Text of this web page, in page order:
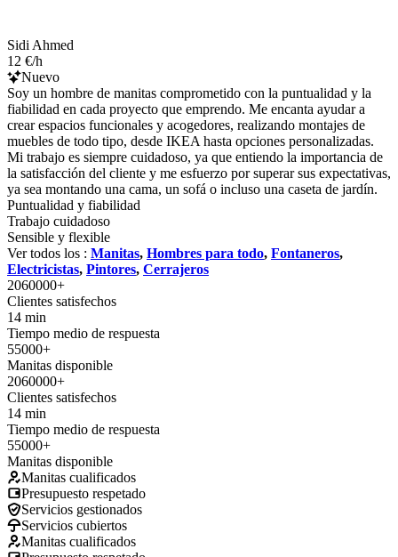
Sidi Ahmed
12 €/h
Nuevo
Soy un hombre de manitas comprometido con la puntualidad y la
fiabilidad en cada proyecto que emprendo. Me encanta ayudar a
crear espacios funcionales y acogedores, realizando montajes de
muebles de todo tipo, desde IKEA hasta opciones personalizadas.
Mi trabajo es siempre cuidadoso, ya que entiendo la importancia de
la satisfacción del cliente y me esfuerzo por superar sus expectativas,
ya sea montando una cama, un sofá o incluso una caseta de jardín.
Puntualidad y fiabilidad
Trabajo cuidadoso
Sensible y flexible
Ver todos los : Manitas, Hombres para todo, Fontaneros,
Electricistas, Pintores, Cerrajeros
2060000+
Clientes satisfechos
14 min
Tiempo medio de respuesta
55000+
Manitas disponible
2060000+
Clientes satisfechos
14 min
Tiempo medio de respuesta
55000+
Manitas disponible
Manitas cualificados
Presupuesto respetado
Servicios gestionados
Servicios cubiertos
Manitas cualificados